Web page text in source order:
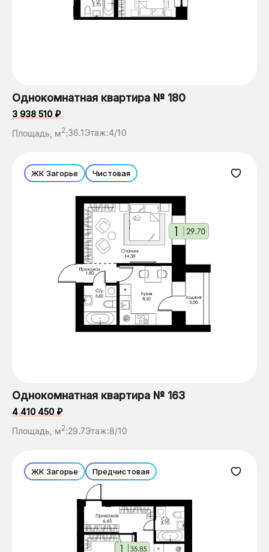
Однокомнатная квартира № 180
3 938 510 ₽
Площадь, м2:36.1Этаж:4/10
ЖК Загорье Чистовая
Однокомнатная квартира № 163
4 410 450 ₽
Площадь, м2:29.7Этаж:8/10
ЖК Загорье Предчистовая